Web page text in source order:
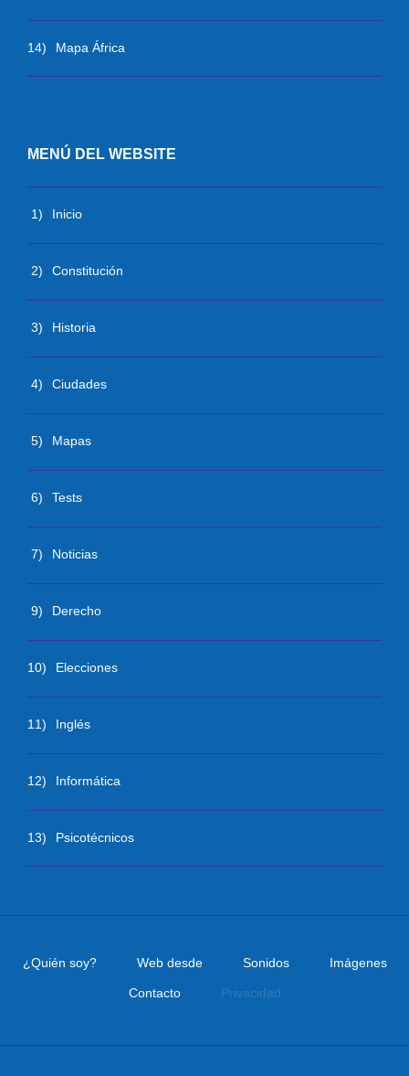
14) Mapa África
MENÚ DEL WEBSITE
1) Inicio
2) Constitución
3) Historia
4) Ciudades
5) Mapas
6) Tests
7) Noticias
9) Derecho
10) Elecciones
11) Inglés
12) Informática
13) Psicotécnicos
¿Quién soy? Web desde Sonidos Imágenes
Contacto Privacidad